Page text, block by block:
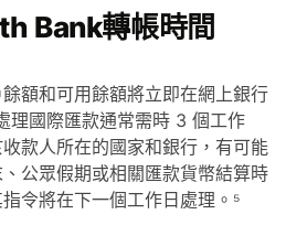
Bank轉帳時間
額和可用餘額將立即在網上銀行
國際匯款通常需時 3 個工作
款人所在的國家和銀行，有可能
公眾假期或相關匯款貨幣結算時
令將在下一個工作日處理。⁵